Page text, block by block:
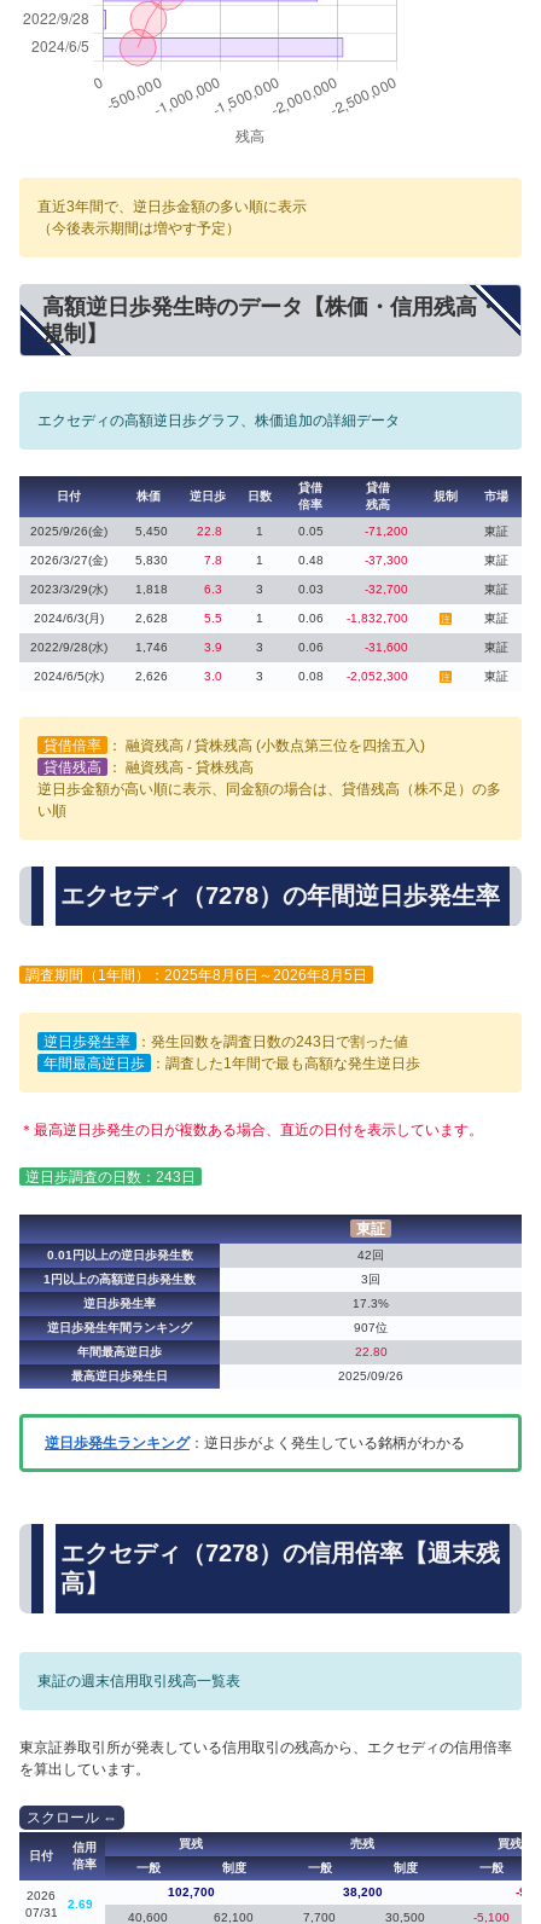
直近3年間で、逆日歩金額の多い順に表示
（今後表示期間は増やす予定）
高額逆日歩発生時のデータ【株価・信用残高・
規制】
エクセディの高額逆日歩グラフ、株価追加の詳細データ
日付 株価 逆日歩 日数
貸借
倍率
貸借
残高
規制 市場
2025/9/26(金) 5,450 22.8 1 0.05 -71,200 東証
2026/3/27(金) 5,830 7.8 1 0.48 -37,300 東証
2023/3/29(水) 1,818 6.3 3 0.03 -32,700 東証
2024/6/3(月) 2,628 5.5 1 0.06 -1,832,700 注 東証
2022/9/28(水) 1,746 3.9 3 0.06 -31,600 東証
2024/6/5(水) 2,626 3.0 3 0.08 -2,052,300 注 東証
貸借倍率
： 融資残高 / 貸株残高 (小数点第三位を四捨五入)
貸借残高
： 融資残高 - 貸株残高
逆日歩金額が高い順に表示、同金額の場合は、貸借残高（株不足）の多
い順
エクセディ（7278）の年間逆日歩発生率
調査期間（1年間）：2025年8月6日～2026年8月5日
逆日歩発生率
：発生回数を調査日数の243日で割った値
年間最高逆日歩
：調査した1年間で最も高額な発生逆日歩
＊最高逆日歩発生の日が複数ある場合、直近の日付を表示しています。
逆日歩調査の日数：243日
東証
0.01円以上の逆日歩発生数
42回
1円以上の高額逆日歩発生数
3回
逆日歩発生率
17.3%
逆日歩発生年間ランキング
907位
年間最高逆日歩
22.80
最高逆日歩発生日
2025/09/26
逆日歩発生ランキング：逆日歩がよく発生している銘柄がわかる
エクセディ（7278）の信用倍率【週末残
高】
東証の週末信用取引残高一覧表
東京証券取引所が発表している信用取引の残高から、エクセディの信用倍率
を算出しています。
日付
信用
倍率
買残 売残
買残（
一般
制度 一般 制度 一般
2026
07/31
2.69
102,700 38,200
-
40,600
62,100 7,700 30,500 -5,100